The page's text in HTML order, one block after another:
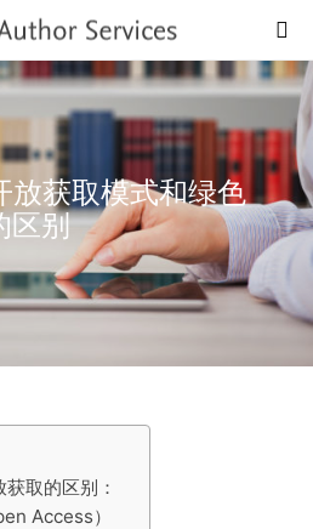
放获取模式和绿色
区别
取的区别：
Access）